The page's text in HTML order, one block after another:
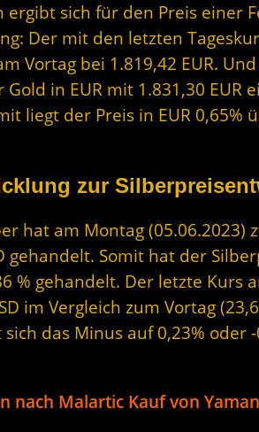
sich für den Preis einer
Der mit den letzten
Vortag bei 1.819,42 EUR.
in EUR mit 1.831,30 EUR
liegt der Preis in EUR 0,65%
zur
hat am Montag (05.06.2023)
gehandelt. Somit hat der
% gehandelt. Der letzte Kurs
im Vergleich zum Vortag
das Minus auf 0,23% oder -
nach Malartic Kauf von